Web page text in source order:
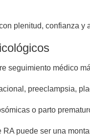
plenitud, confianza y
seguimiento médico
preeclampsia,
o parto
RA puede ser una